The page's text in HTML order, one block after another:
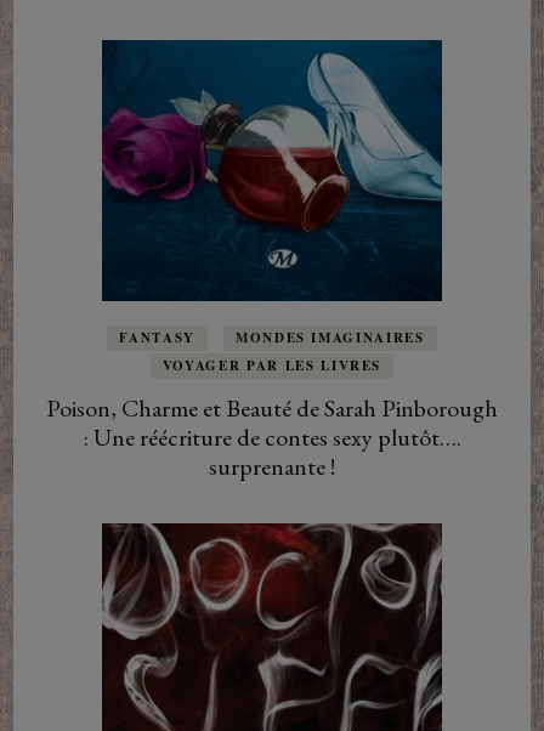
FANTASY
MONDES IMAGINAIRES
VOYAGER PAR LES LIVRES
Poison, Charme et Beauté de Sarah Pinborough
: Une réécriture de contes sexy plutôt….
surprenante !